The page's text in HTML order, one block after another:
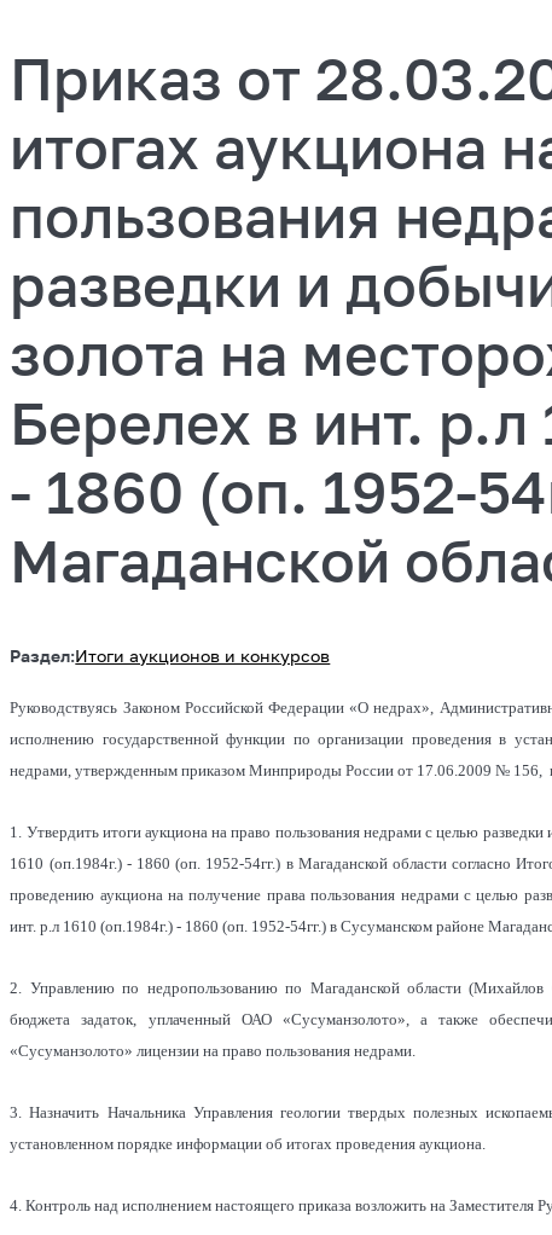
Приказ от
итогах аукциона
пользования
разведки и
золота на
Берелех в инт. р.л
- 1860 (оп. 1952-
Магаданской
Раздел:Итоги аукционов и конкурсов
Руководствуясь Законом Российской Федерации «О недрах»,
исполнению государственной функции по организации проведения в
недрами, утвержденным приказом Минприроды России от 17.06.2009 № 156,
1. Утвердить итоги аукциона на право пользования недрами с целью
1610 (оп.1984г.) - 1860 (оп. 1952-54гг.) в Магаданской области согласно
проведению аукциона на получение права пользования недрами с целью
инт. р.л 1610 (оп.1984г.) - 1860 (оп. 1952-54гг.) в Сусуманском районе
2. Управлению по недропользованию по Магаданской области
бюджета задаток, уплаченный ОАО «Сусуманзолото», а также
«Сусуманзолото» лицензии на право пользования недрами.
3. Назначить Начальника Управления геологии твердых полезных
установленном порядке информации об итогах проведения аукциона.
4. Контроль над исполнением настоящего приказа возложить на Заместителя